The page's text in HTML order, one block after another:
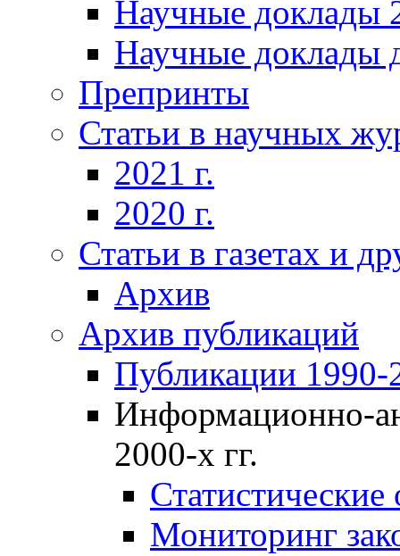
Научные доклады
Научные доклады
Препринты
Статьи в научных
2021 г.
2020 г.
Статьи в газетах и
Архив
Архив публикаций
Публикации 1990-
Информационно-
2000-х гг.
Мониторинг